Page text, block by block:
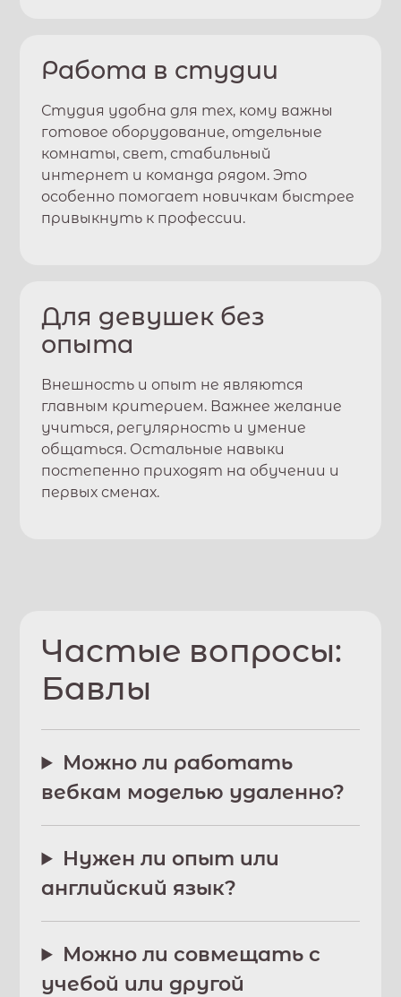
Работа в студии
Студия удобна для тех, кому важны
готовое оборудование, отдельные
комнаты, свет, стабильный
интернет и команда рядом. Это
особенно помогает новичкам быстрее
привыкнуть к профессии.
Для девушек без
опыта
Внешность и опыт не являются
главным критерием. Важнее желание
учиться, регулярность и умение
общаться. Остальные навыки
постепенно приходят на обучении и
первых сменах.
Частые вопросы:
Бавлы
Можно ли работать
вебкам моделью удаленно?
Нужен ли опыт или
английский язык?
Можно ли совмещать с
учебой или другой